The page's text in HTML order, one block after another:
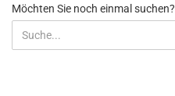
MÖCHTEN
SIE
NOCH
Möchten Sie noch einmal suchen?